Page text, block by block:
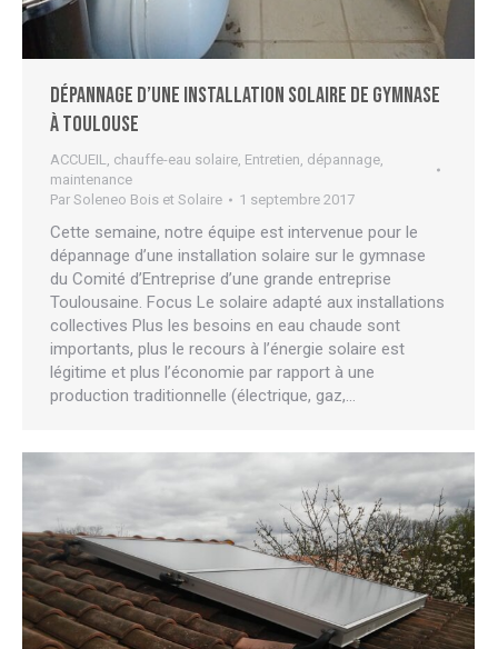
Dépannage d’une installation solaire de gymnase
à Toulouse
ACCUEIL, chauffe-eau solaire, Entretien, dépannage,
maintenance
Par Soleneo Bois et Solaire 1 septembre 2017
Cette semaine, notre équipe est intervenue pour le
dépannage d’une installation solaire sur le gymnase
du Comité d’Entreprise d’une grande entreprise
Toulousaine. Focus Le solaire adapté aux installations
collectives Plus les besoins en eau chaude sont
importants, plus le recours à l’énergie solaire est
légitime et plus l’économie par rapport à une
production traditionnelle (électrique, gaz,…